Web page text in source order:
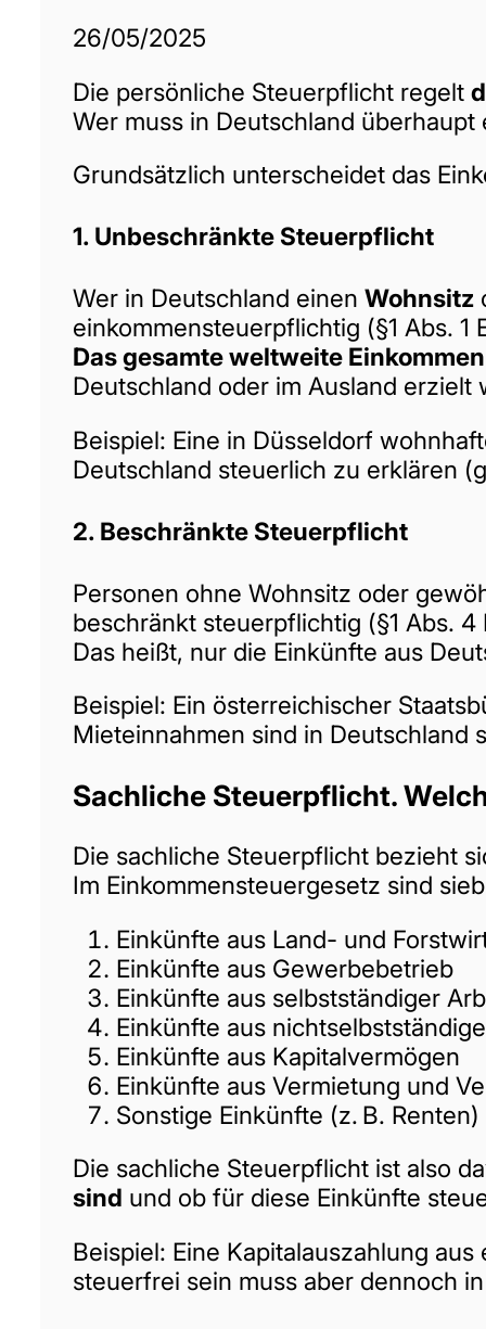
26/05/2025
Die persönliche Steuerpflicht regelt
Wer muss in Deutschland
Grundsätzlich unterscheidet das
1. Unbeschränkte Steuerpflicht
Wer in Deutschland einen Wohnsitz
einkommensteuerpflichtig (§1 Abs. 1
Das gesamte weltweite Einkommen
Deutschland oder im Ausland erzielt
Beispiel: Eine in Düsseldorf
Deutschland steuerlich zu erklären
2. Beschränkte Steuerpflicht
Personen ohne Wohnsitz oder
beschränkt steuerpflichtig (§1 Abs. 4
Das heißt, nur die Einkünfte aus
Beispiel: Ein österreichischer
Mieteinnahmen sind in Deutschland
Sachliche Steuerpflicht.
Die sachliche Steuerpflicht bezieht
Im Einkommensteuergesetz sind
Einkünfte aus Land- und
Einkünfte aus Gewerbebetrieb
Einkünfte aus selbstständiger
Einkünfte aus
Einkünfte aus Kapitalvermögen
Einkünfte aus Vermietung und
Sonstige Einkünfte (z. B. Renten)
Die sachliche Steuerpflicht ist also
sind und ob für diese Einkünfte
Beispiel: Eine Kapitalauszahlung
steuerfrei sein muss aber dennoch